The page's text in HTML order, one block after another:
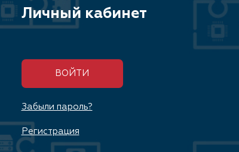
Личный кабинет
ВОЙТИ
Забыли пароль?
Регистрация